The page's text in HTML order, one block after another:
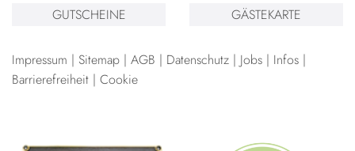
GUTSCHEINE GÄSTEKARTE
Impressum Sitemap AGB Datenschutz Jobs
Infos
Barrierefreiheit
Cookie